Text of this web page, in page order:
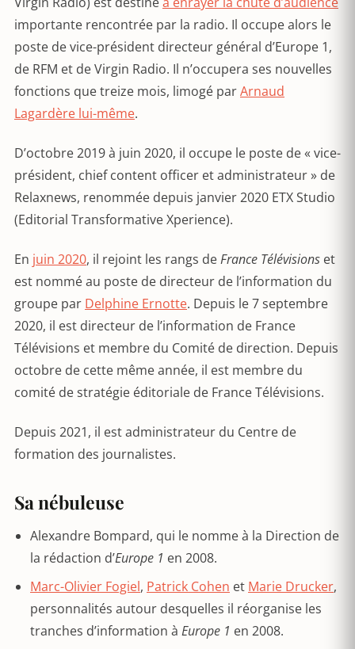
importante rencontrée par la radio. Il occupe alors le
poste de vice-président directeur général d’Europe 1,
de RFM et de Virgin Radio. Il n’occupera ses nouvelles
fonctions que treize mois, limogé parArnaud
Lagardère lui-même.
D’octobre 2019 à juin 2020, il occupe le poste de « vice-
président, chief content officer et administrateur » de
Relaxnews, renommée depuis janvier 2020 ETX Studio
(Editorial Transformative Xperience).
En juin 2020, il rejoint les rangs deFrance Télévisions et
est nommé au poste de directeur de l’information du
groupe par Delphine Ernotte. Depuis le 7 septembre
2020, il est directeur de l’information de France
Télévisions et membre du Comité de direction. Depuis
octobre de cette même année, il est membre du
comité de stratégie éditoriale de France Télévisions.
Depuis 2021, il est administrateur du Centre de
formation des journalistes.
Sa nébuleuse
Alexandre Bompard, qui le nomme à la Direction de
la rédaction d’Europe 1 en 2008.
Marc-Olivier Fogiel, Patrick Cohen et Marie Drucker,
personnalités autour desquelles il réorganise les
tranches d’information à Europe 1 en 2008.